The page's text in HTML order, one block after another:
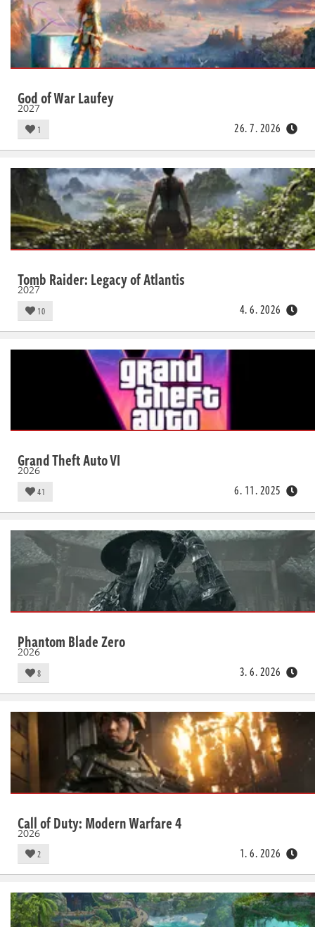
Živě
God of War Laufey
2027
1 26. 7. 2026
Tomb Raider: Legacy of Atlantis
2027
10 4. 6. 2026
Grand Theft Auto VI
2026
41 6. 11. 2025
Phantom Blade Zero
2026
8 3. 6. 2026
Call of Duty: Modern Warfare 4
2026
2 1. 6. 2026